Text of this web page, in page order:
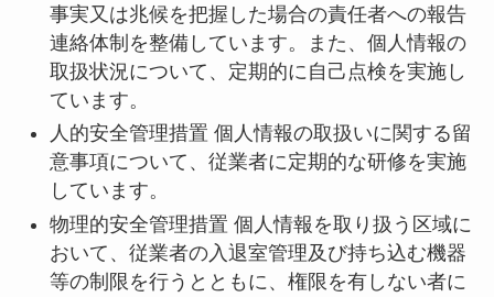
事実又は兆候を把握した場合の責任者への報告
連絡体制を整備しています。また、個人情報の
取扱状況について、定期的に自己点検を実施し
ています。
人的安全管理措置 個人情報の取扱いに関する留
意事項について、従業者に定期的な研修を実施
しています。
物理的安全管理措置 個人情報を取り扱う区域に
おいて、従業者の入退室管理及び持ち込む機器
等の制限を行うとともに、権限を有しない者に